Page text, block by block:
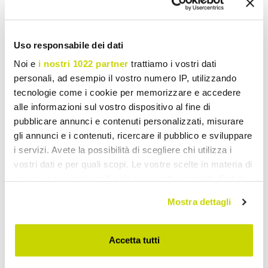
Uso responsabile dei dati
Noi e i nostri 1022 partner trattiamo i vostri dati
personali, ad esempio il vostro numero IP, utilizzando
tecnologie come i cookie per memorizzare e accedere
alle informazioni sul vostro dispositivo al fine di
pubblicare annunci e contenuti personalizzati, misurare
gli annunci e i contenuti, ricercare il pubblico e sviluppare
i servizi. Avete la possibilità di scegliere chi utilizza i
vostri dati e per quali scopi. Le vostre scelte in materia di
modificare o revocare il proprio consenso in qualsiasi
momento dalla Dichiarazione sui cookie o facendo clic
sull'icona di attivazione della privacy.
Mostra dettagli
Accetta tutti
Linen Pillowcases